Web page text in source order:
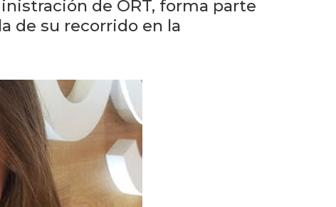
de ORT, forma parte
de su recorrido en la